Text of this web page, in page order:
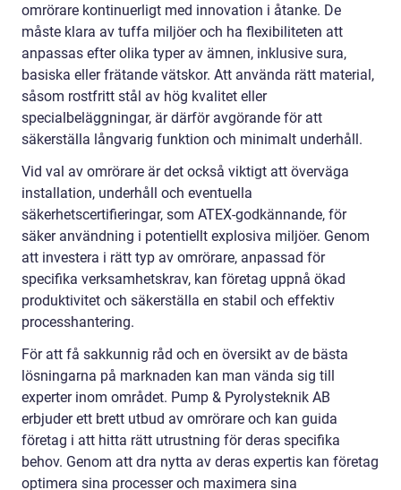
omrörare kontinuerligt med innovation i åtanke. De
måste klara av tuffa miljöer och ha flexibiliteten att
anpassas efter olika typer av ämnen, inklusive sura,
basiska eller frätande vätskor. Att använda rätt material,
såsom rostfritt stål av hög kvalitet eller
specialbeläggningar, är därför avgörande för att
säkerställa långvarig funktion och minimalt underhåll.
Vid val av omrörare är det också viktigt att överväga
installation, underhåll och eventuella
säkerhetscertifieringar, som ATEX-godkännande, för
säker användning i potentiellt explosiva miljöer. Genom
att investera i rätt typ av omrörare, anpassad för
specifika verksamhetskrav, kan företag uppnå ökad
produktivitet och säkerställa en stabil och effektiv
processhantering.
För att få sakkunnig råd och en översikt av de bästa
lösningarna på marknaden kan man vända sig till
experter inom området. Pump & Pyrolysteknik AB
erbjuder ett brett utbud av omrörare och kan guida
företag i att hitta rätt utrustning för deras specifika
behov. Genom att dra nytta av deras expertis kan företag
optimera sina processer och maximera sina